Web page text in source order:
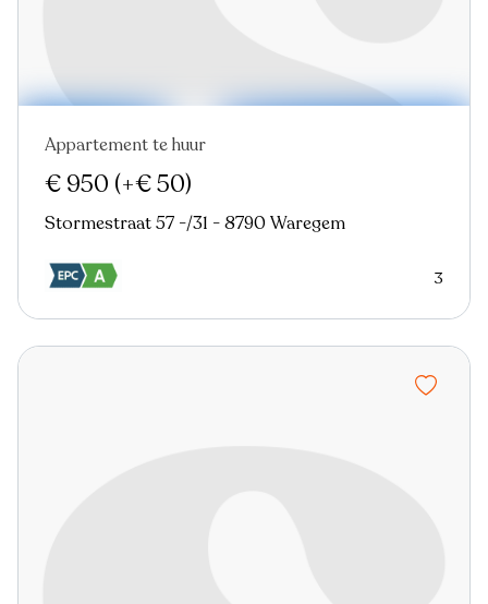
Nieuw
Appartement te huur
€ 950 (+€ 50)
Stormestraat 57 -/31 - 8790 Waregem
3